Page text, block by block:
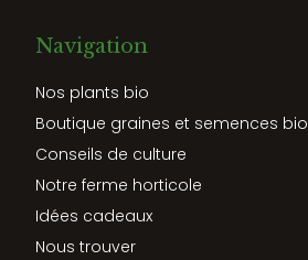
Navigation
Nos plants bio
Boutique graines et semences bio
Conseils de culture
Notre ferme horticole
Idées cadeaux
Nous trouver